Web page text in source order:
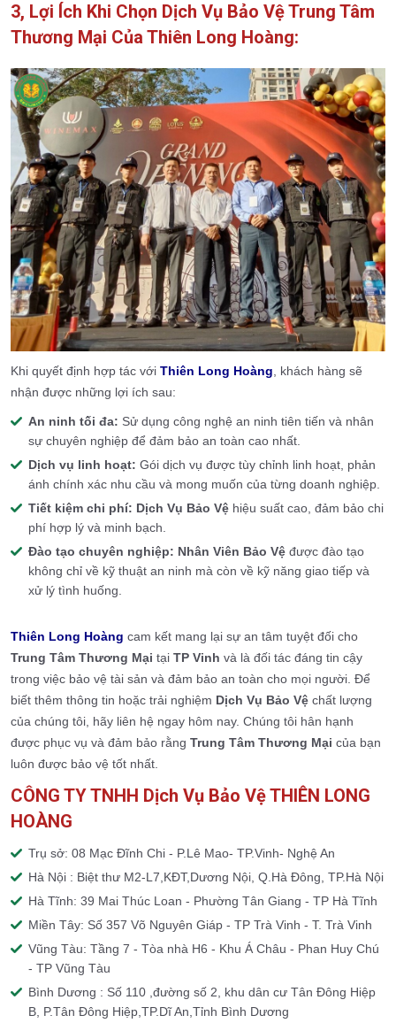
3, Lợi Ích Khi Chọn Dịch Vụ Bảo Vệ Trung Tâm
Thương Mại Của Thiên Long Hoàng:
Khi quyết định hợp tác với Thiên Long Hoàng , khách hàng sẽ
nhận được những lợi ích sau:
An ninh tối đa: Sử dụng công nghệ an ninh tiên tiến và nhân
sự chuyên nghiệp để đảm bảo an toàn cao nhất.
Dịch vụ linh hoạt: Gói dịch vụ được tùy chỉnh linh hoạt, phản
ánh chính xác nhu cầu và mong muốn của từng doanh nghiệp.
Tiết kiệm chi phí: Dịch Vụ Bảo Vệ hiệu suất cao, đảm bảo chi
phí hợp lý và minh bạch.
Đào tạo chuyên nghiệp: Nhân Viên Bảo Vệ được đào tạo
không chỉ về kỹ thuật an ninh mà còn về kỹ năng giao tiếp và
xử lý tình huống.
Thiên Long Hoàng cam kết mang lại sự an tâm tuyệt đối cho
Trung Tâm Thương Mại tại TP Vinh và là đối tác đáng tin cậy
trong việc bảo vệ tài sản và đảm bảo an toàn cho mọi người. Để
biết thêm thông tin hoặc trải nghiệm Dịch Vụ Bảo Vệ chất lượng
của chúng tôi, hãy liên hệ ngay hôm nay. Chúng tôi hân hạnh
được phục vụ và đảm bảo rằng Trung Tâm Thương Mại của bạn
luôn được bảo vệ tốt nhất.
CÔNG TY TNHH Dịch Vụ Bảo Vệ THIÊN LONG
HOÀNG
Trụ sở: 08 Mạc Đĩnh Chi - P.Lê Mao- TP.Vinh- Nghệ An
Hà Nội : Biệt thư M2-L7,KĐT,Dương Nội, Q.Hà Đông, TP.Hà Nội
Hà Tĩnh: 39 Mai Thúc Loan - Phường Tân Giang - TP Hà Tĩnh
Miền Tây: Số 357 Võ Nguyên Giáp - TP Trà Vinh - T. Trà Vinh
Vũng Tàu: Tầng 7 - Tòa nhà H6 - Khu Á Châu - Phan Huy Chú
- TP Vũng Tàu
Bình Dương : Số 110 ,đường số 2, khu dân cư Tân Đông Hiệp
B, P.Tân Đông Hiệp,TP.Dĩ An,Tỉnh Bình Dương